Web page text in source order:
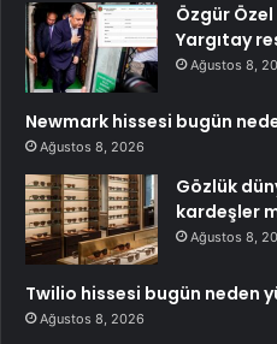
Özgür
Yargıtay
Ağustos 8,
Newmark hissesi bugün
Ağustos 8, 2026
Gözlük
kardeşler
Ağustos 8,
Twilio hissesi bugün neden
Ağustos 8, 2026